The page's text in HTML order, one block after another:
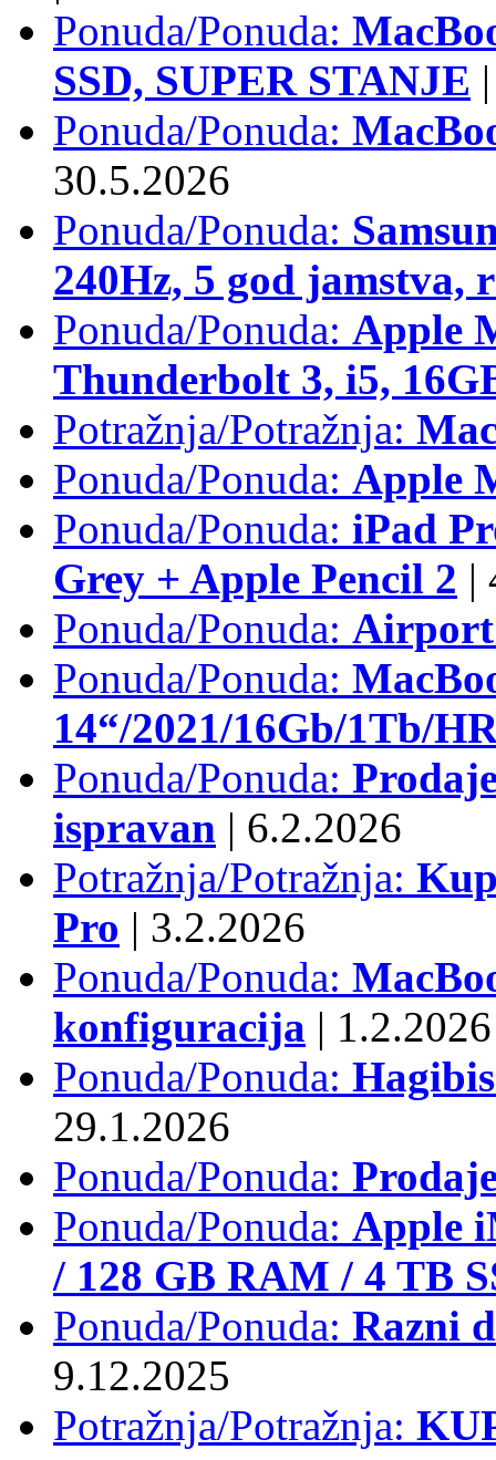
Ponuda/Ponuda:
SSD, SUPER STANJE |
Ponuda/Ponuda:
30.5.2026
Ponuda/Ponuda:
240Hz, 5 god jamstva,
Ponuda/Ponuda: Apple
Thunderbolt 3, i5,
Potražnja/Potražnja:
Ponuda/Ponuda: Apple
Ponuda/Ponuda: iPad
Grey + Apple Pencil 2 |
Ponuda/Ponuda: Airport
Ponuda/Ponuda:
14“/2021/16Gb/1Tb/
Ponuda/Ponuda:
ispravan | 6.2.2026
Potražnja/Potražnja:
Pro | 3.2.2026
Ponuda/Ponuda:
konfiguracija | 1.2.2026
Ponuda/Ponuda:
29.1.2026
Ponuda/Ponuda:
Ponuda/Ponuda: Apple
/ 128 GB RAM / 4 TB
Ponuda/Ponuda: Razni
9.12.2025
Potražnja/Potražnja: